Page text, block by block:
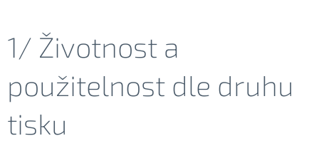
1/ Životnost a
použitelnost dle druhu
tisku